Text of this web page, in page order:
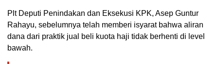
Plt Deputi Penindakan dan Eksekusi KPK, Asep Guntur
Rahayu, sebelumnya telah memberi isyarat bahwa aliran
dana dari praktik jual beli kuota haji tidak berhenti di level
bawah.